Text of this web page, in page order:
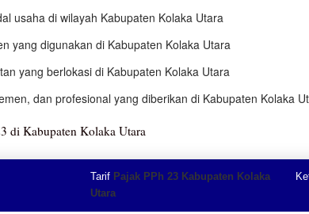
usaha di wilayah Kabupaten Kolaka Utara
yang digunakan di Kabupaten Kolaka Utara
yang berlokasi di Kabupaten Kolaka Utara
dan profesional yang diberikan di Kabupaten Kolaka
di Kabupaten Kolaka Utara
Tarif Pajak PPh 23 Kabupaten Kolaka
Utara